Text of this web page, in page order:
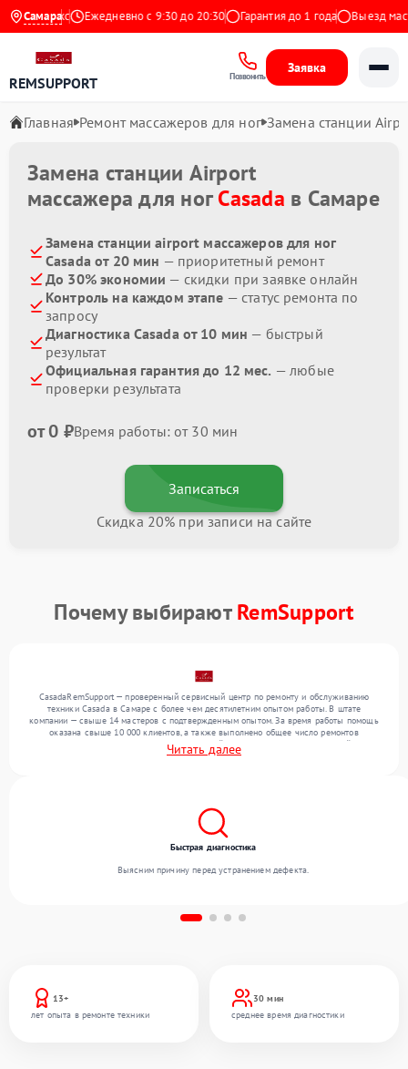
Самара
на Яндекс Ежедневно с 9:30 до 20:30 Гарантия до 1 года Выезд
REMSUPPORT Позвонить
Заявка
Главная Ремонт массажеров для ног Замена станции
Замена станции Airport
массажера для ногCasada в Самаре
Замена станции airport массажеров для ног
Casada от 20 мин — приоритетный ремонт
До 30% экономии — скидки при заявке онлайн
Контроль на каждом этапе — статус ремонта по
запросу
Диагностика Casada от 10 мин — быстрый
результат
Официальная гарантия до 12 мес. — любые
проверки результата
от 0 ₽Время работы: от 30 мин
Записаться
Скидка 20% при записи на сайте
Почему выбираютRemSupport
CasadaRemSupport — проверенный сервисный центр по ремонту и обслуживанию
техники Casada в Самаре с более чем десятилетним опытом работы. В штате
компании — свыше 14 мастеров с подтвержденным опытом. За время работы помощь
оказана свыше 10 000 клиентов, а также выполнено общее число ремонтов
превысило 12 000. Ежемесячно в сервисный центр поступает от 300 устройств,
включая , , . Мы беремся за задачи любой сложности и обеспечиваем надежный
Читать далее
13+
лет опыта в ремонте техники
30 мин
среднее время диагностики
Быстрая диагностика
Выясним причину перед устранением дефекта.